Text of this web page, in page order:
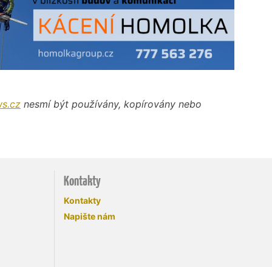
nesmí být používány, kopírovány nebo
Kontakty
Kontakty
Napište nám